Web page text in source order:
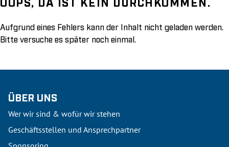
Aufgrund eines Fehlers kann der Inhalt nicht geladen werden.
Bitte versuche es später noch einmal.
ÜBER UNS
Wer wir sind & wofür wir stehen
Geschäftsstellen und Ansprechpartner